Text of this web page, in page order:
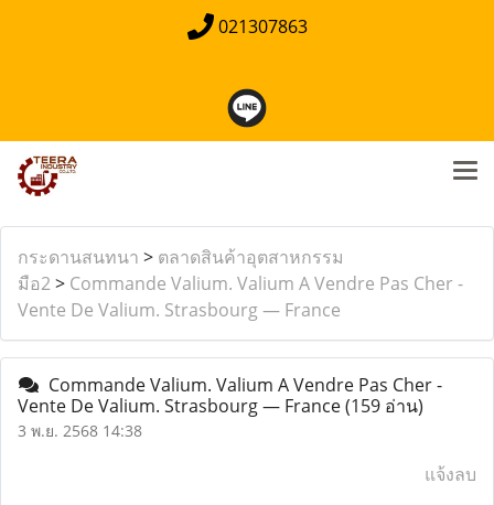
021307863
กระดานสนทนา > ตลาดสินค้าอุตสาหกรรม
มือ2> Commande Valium. Valium A Vendre Pas Cher -
Vente De Valium. Strasbourg — France
Commande Valium. Valium A Vendre Pas Cher -
Vente De Valium. Strasbourg — France(159 อ่าน)
3 พ.ย. 2568 14:38
แจ้งลบ